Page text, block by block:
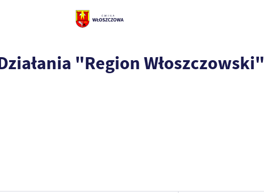
"Region Włoszczowski"